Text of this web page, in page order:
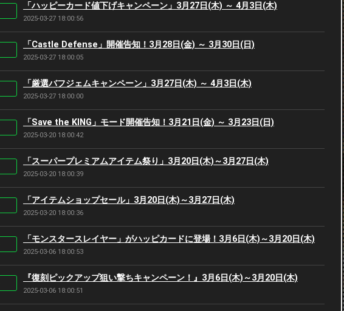
「ハッピーカード値下げキャンペーン」3月27日(木) ～ 4月3日(木)
2025-03-27 18:00:56
「Castle Defense」開催告知！3月28日(金) ～ 3月30日(日)
2025-03-27 18:00:05
「厳選バフジェムキャンペーン」3月27日(木) ～ 4月3日(木)
2025-03-27 18:00:00
「Save the KING」モード開催告知！3月21日(金) ～ 3月23日(日)
2025-03-20 18:00:42
「スーパープレミアムアイテム祭り」3月20日(木)～3月27日(木)
2025-03-20 18:00:39
「アイテムショップセール」3月20日(木)～3月27日(木)
2025-03-20 18:00:36
「モンスタースレイヤー」がハッピカードに登場！3月6日(木)～3月20日(木)
2025-03-06 18:00:53
『復刻ピックアップ狙い撃ちキャンペーン！』3月6日(木)～3月20日(木)
2025-03-06 18:00:51